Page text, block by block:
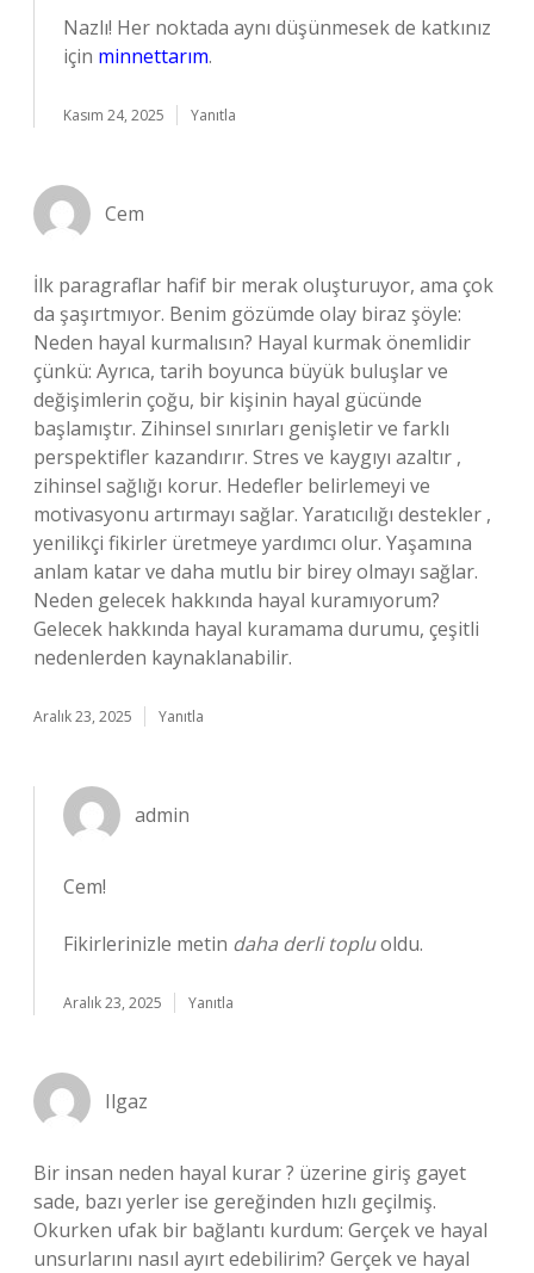
Nazlı! Her noktada aynı düşünmesek de katkınız
için minnettarım.
Kasım 24, 2025 Yanıtla
Cem
İlk paragraflar hafif bir merak oluşturuyor, ama çok
da şaşırtmıyor. Benim gözümde olay biraz şöyle:
Neden hayal kurmalısın? Hayal kurmak önemlidir
çünkü: Ayrıca, tarih boyunca büyük buluşlar ve
değişimlerin çoğu, bir kişinin hayal gücünde
başlamıştır. Zihinsel sınırları genişletir ve farklı
perspektifler kazandırır. Stres ve kaygıyı azaltır ,
zihinsel sağlığı korur. Hedefler belirlemeyi ve
motivasyonu artırmayı sağlar. Yaratıcılığı destekler ,
yenilikçi fikirler üretmeye yardımcı olur. Yaşamına
anlam katar ve daha mutlu bir birey olmayı sağlar.
Neden gelecek hakkında hayal kuramıyorum?
Gelecek hakkında hayal kuramama durumu, çeşitli
nedenlerden kaynaklanabilir.
Aralık 23, 2025 Yanıtla
admin
Cem!
Fikirlerinizle metin daha derli topluoldu.
Aralık 23, 2025 Yanıtla
Ilgaz
Bir insan neden hayal kurar ? üzerine giriş gayet
sade, bazı yerler ise gereğinden hızlı geçilmiş.
Okurken ufak bir bağlantı kurdum: Gerçek ve hayal
unsurlarını nasıl ayırt edebilirim? Gerçek ve hayal